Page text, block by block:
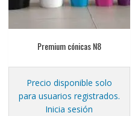
Premium cónicas N8
Precio disponible solo
para usuarios registrados.
Inicia sesión